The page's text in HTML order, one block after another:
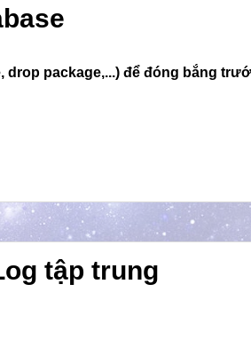
drop package,...) để đóng bắng
tập trung